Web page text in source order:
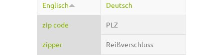
Englisch
Deutsch
zip code PLZ
zipper Reißverschluss